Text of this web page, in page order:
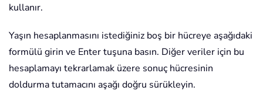
kullanır.
Yaşın hesaplanmasını istediğiniz boş bir hücreye aşağıdaki
formülü girin ve Entertuşuna basın. Diğer veriler için bu
hesaplamayı tekrarlamak üzere sonuç hücresinin
doldurma tutamacını aşağı doğru sürükleyin.